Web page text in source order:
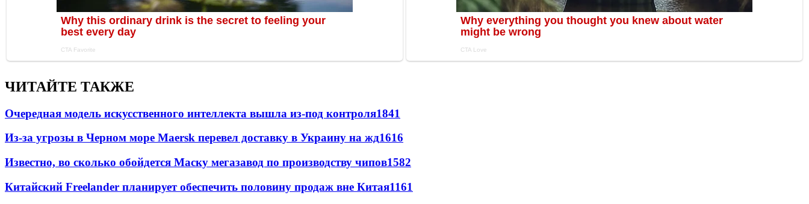
ЧИТАЙТЕ ТАКЖЕ
Очередная модель искусственного интеллекта вышла из-под контроля1841
Из-за угрозы в Черном море Maersk перевел доставку в Украину на жд1616
Известно, во сколько обойдется Маску мегазавод по производству чипов1582
Китайский Freelander планирует обеспечить половину продаж вне Китая1161